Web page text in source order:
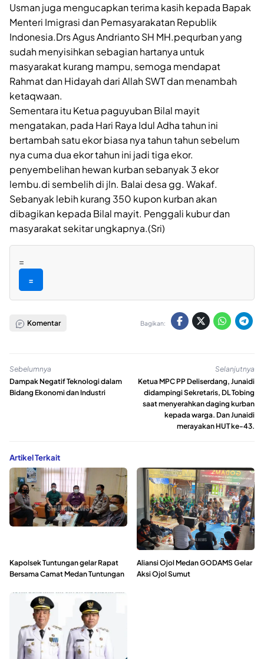
Usman juga mengucapkan terima kasih kepada Bapak
Menteri Imigrasi dan Pemasyarakatan Republik
Indonesia.Drs Agus Andrianto SH MH.pequrban yang
sudah menyisihkan sebagian hartanya untuk
masyarakat kurang mampu, semoga mendapat
Rahmat dan Hidayah dari Allah SWT dan menambah
ketaqwaan.
Sementara itu Ketua paguyuban Bilal mayit
mengatakan, pada Hari Raya Idul Adha tahun ini
bertambah satu ekor biasa nya tahun tahun sebelum
nya cuma dua ekor tahun ini jadi tiga ekor.
penyembelihan hewan kurban sebanyak 3 ekor
lembu.di sembelih di jln. Balai desa gg. Wakaf.
Sebanyak lebih kurang 350 kupon kurban akan
dibagikan kepada Bilal mayit. Penggali kubur dan
masyarakat sekitar ungkapnya.(Sri)
=
=
Komentar Bagikan:
Sebelumnya
Dampak Negatif Teknologi dalam
Bidang Ekonomi dan Industri
Selanjutnya
Ketua MPC PP Deliserdang, Junaidi
didampingi Sekretaris, DL Tobing
saat menyerahkan daging kurban
kepada warga. Dan Junaidi
merayakan HUT ke-43.
Artikel Terkait
Kapolsek Tuntungan gelar Rapat
Bersama Camat Medan Tuntungan
Aliansi Ojol Medan GODAMS Gelar
Aksi Ojol Sumut